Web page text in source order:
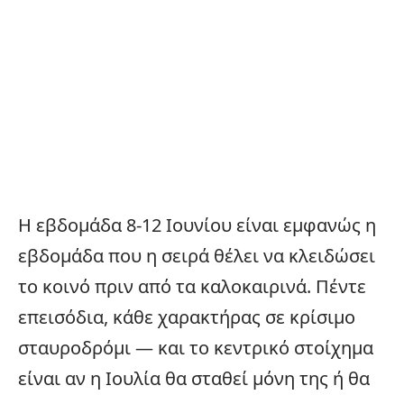
Η εβδομάδα 8-12 Ιουνίου είναι εμφανώς η
εβδομάδα που η σειρά θέλει να κλειδώσει
το κοινό πριν από τα καλοκαιρινά. Πέντε
επεισόδια, κάθε χαρακτήρας σε κρίσιμο
σταυροδρόμι — και το κεντρικό στοίχημα
είναι αν η Ιουλία θα σταθεί μόνη της ή θα